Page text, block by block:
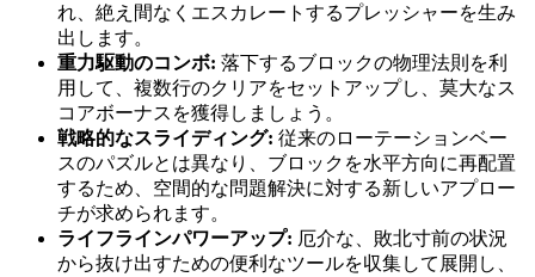
れ、絶え間なくエスカレートするプレッシャーを生み
出します。
重力駆動のコンボ: 落下するブロックの物理法則を利
用して、複数行のクリアをセットアップし、莫大なス
コアボーナスを獲得しましょう。
戦略的なスライディング: 従来のローテーションベー
スのパズルとは異なり、ブロックを水平方向に再配置
するため、空間的な問題解決に対する新しいアプロー
チが求められます。
ライフラインパワーアップ: 厄介な、敗北寸前の状況
から抜け出すための便利なツールを収集して展開し、